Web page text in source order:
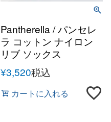
Pantherella / パンセレ
ラ コットン ナイロン
リブ ソックス
¥3,520税込
カートに入れる